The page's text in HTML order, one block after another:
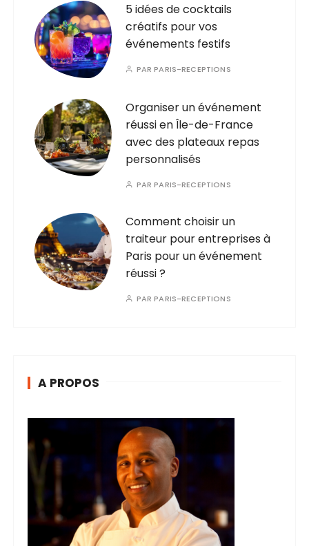
5 idées de cocktails
créatifs pour vos
événements festifs
PARPARIS-RECEPTIONS
Organiser un événement
réussi en Île-de-France
avec des plateaux repas
personnalisés
PARPARIS-RECEPTIONS
Comment choisir un
traiteur pour entreprises à
Paris pour un événement
réussi ?
PARPARIS-RECEPTIONS
A PROPOS